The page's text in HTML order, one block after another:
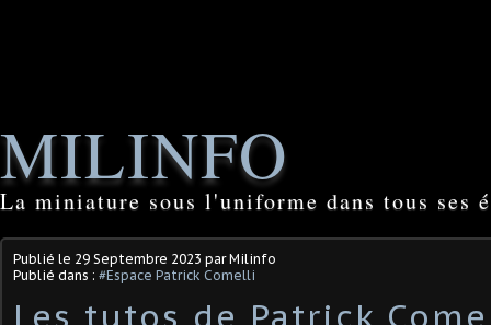
MILINFO
La miniature sous l'uniforme dans tous ses
Publié le 29 Septembre 2023 par Milinfo
Publié dans : #Espace Patrick Comelli
Les tutos de Patrick